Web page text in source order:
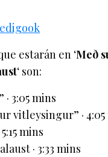
estarán en ‘Með
‘ son:
3:05 mins
vitleysingur” · 4:05
mins
· 3:33 mins